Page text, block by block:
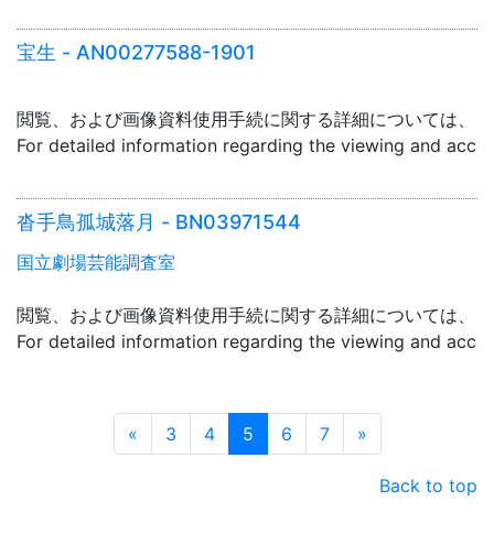
宝生 - AN00277588-1901
閲覧、および画像資料使用手続に関する詳細については、「
For detailed information regarding the viewing and
沓手鳥孤城落月 - BN03971544
国立劇場芸能調査室
閲覧、および画像資料使用手続に関する詳細については、「
For detailed information regarding the viewing and
« Prev
3 4 5 6 7 Next
»
Back to top